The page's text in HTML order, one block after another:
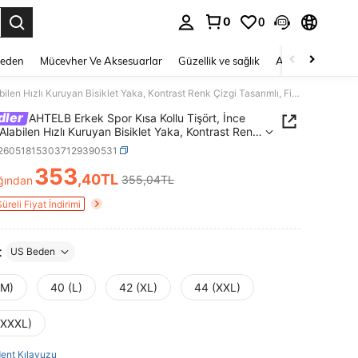
0 0
Mücevher Ve Aksesuarlar Güzellik ve sağlık Ayakkabı
AHTELB Erkek Spor Kısa Kollu Tişört, İnce Nefes Alabilen Hızlı Kuruyan Bisiklet Yaka, Kontrast Renk Çizgi Tasarımlı, Fitness Koşu Antrenman Üstü, Çok Amaçlı Spor Üstü, Eş, Erkek Arkadaş, Arkadaş ve Baba İçin Hediye, Erkek Eşofman Takımı, Erkek Kıyafetleri, Nefes Alabilen, Teri Emici, Hafif
AHTELB Erkek Spor Kısa Kollu Tişört, İnce
Hızlı Kuruyan Bisiklet Yaka, Kontrast Renk
Fitness Koşu Antrenman Üstü, Çok
Spor Üstü, Eş, Erkek Arkadaş, Arkadaş ve Baba
Erkek Eşofman Takımı, Erkek Kıyafetleri,
Teri Emici, Hafif
AND AVAILABILITY
353,40TL 355,04TL
Süreli Fiyat İndirimi
US Beden
40 (L) 42 (XL) 44 (XXL)
Kılavuzu